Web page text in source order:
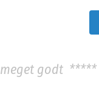
meget godt *****